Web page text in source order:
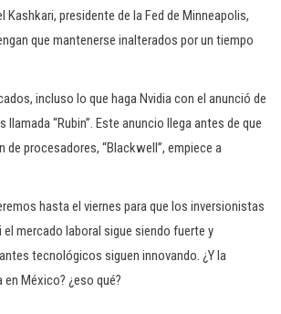
Kashkari, presidente de la Fed de Minneapolis,
que mantenerse inalterados por un tiempo
incluso lo que haga Nvidia con el anunció de
llamada “Rubin”. Este anuncio llega antes de que
de procesadores, “Blackwell”, empiece a
hasta el viernes para que los inversionistas
el mercado laboral sigue siendo fuerte y
tecnológicos siguen innovando. ¿Y la
México? ¿eso qué?